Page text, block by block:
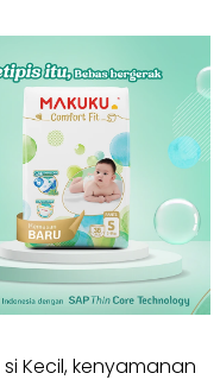
Kecil, kenyamanan